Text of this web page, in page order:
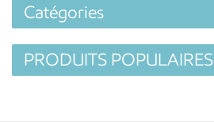
Catégories
PRODUITS POPULAIRES